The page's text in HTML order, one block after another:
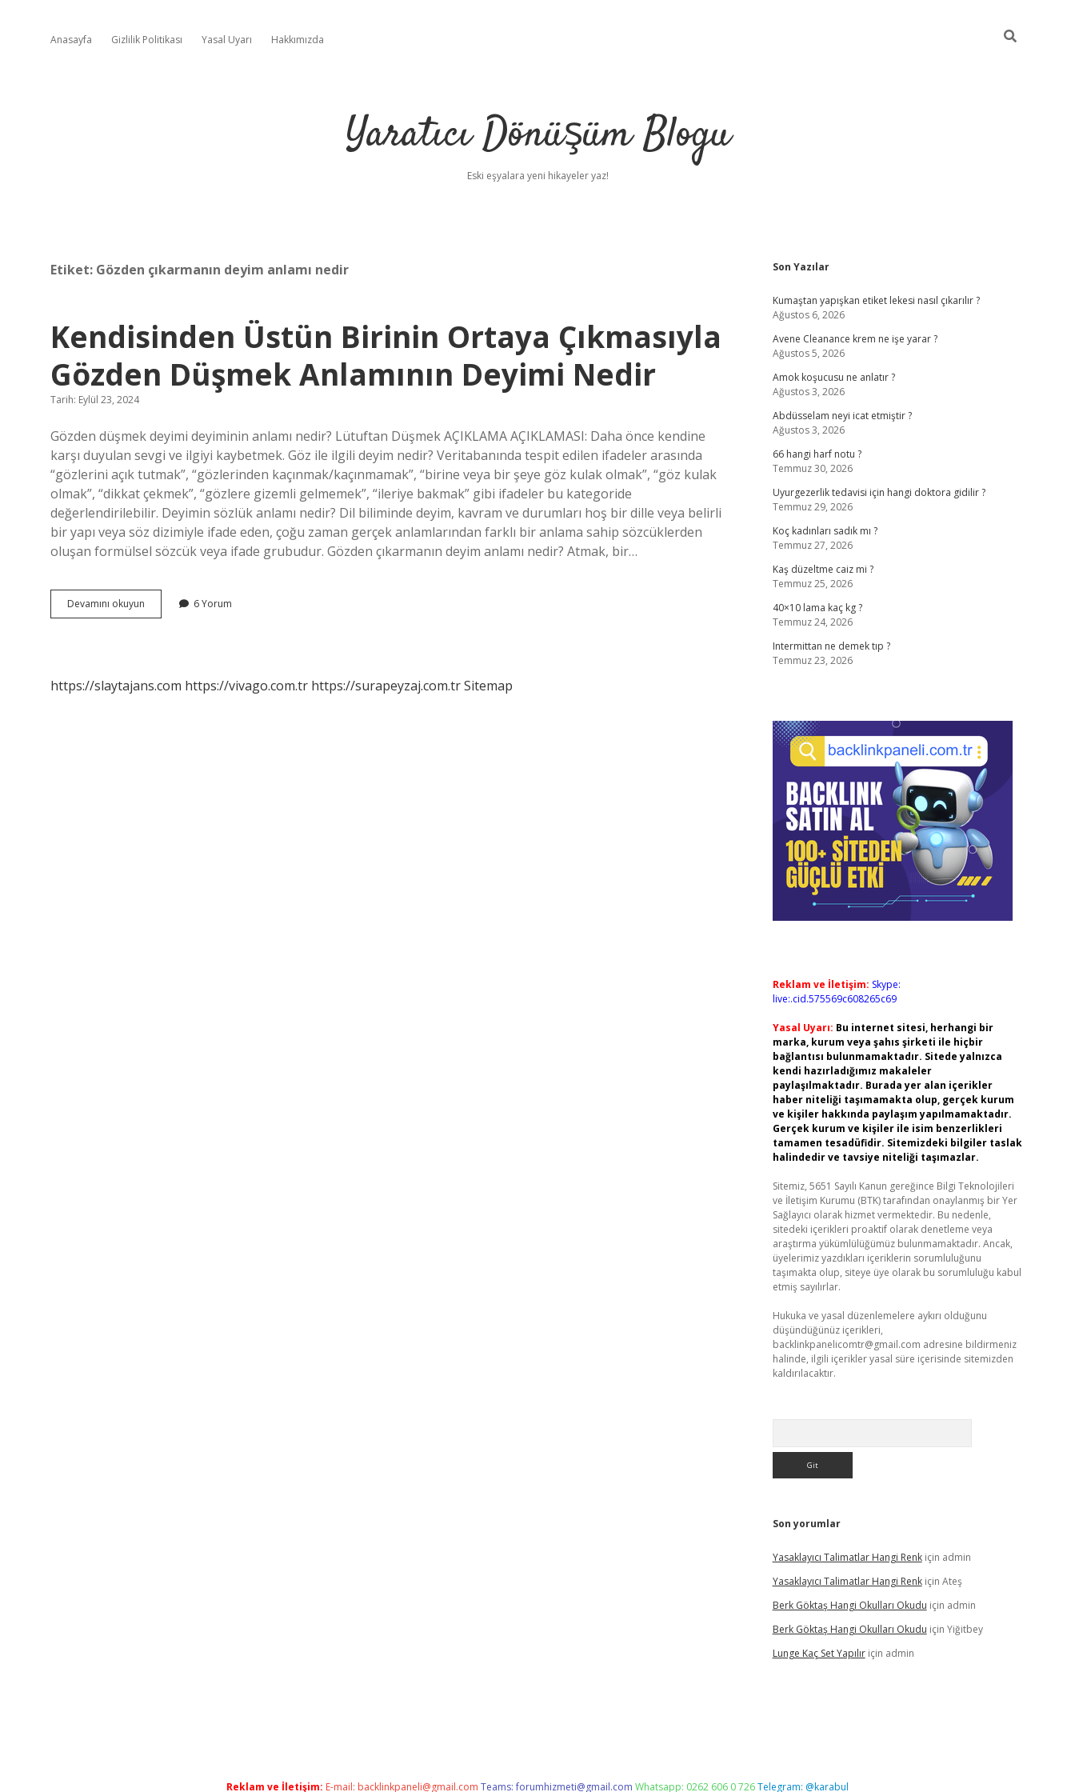
Anasayfa Gizlilik Politikası Yasal Uyarı Hakkımızda
Yaratıcı Dönüşüm Blogu
Eski eşyalara yeni hikayeler yaz!
Etiket: Gözden çıkarmanın deyim anlamı nedir
Kendisinden Üstün Birinin Ortaya Çıkmasıyla
Gözden Düşmek Anlamının Deyimi Nedir
Tarih: Eylül 23, 2024
Gözden düşmek deyimi deyiminin anlamı nedir? Lütuftan Düşmek AÇIKLAMA AÇIKLAMASI: Daha önce kendine
karşı duyulan sevgi ve ilgiyi kaybetmek. Göz ile ilgili deyim nedir? Veritabanında tespit edilen ifadeler arasında
“gözlerini açık tutmak”, “gözlerinden kaçınmak/kaçınmamak”, “birine veya bir şeye göz kulak olmak”, “göz kulak
olmak”, “dikkat çekmek”, “gözlere gizemli gelmemek”, “ileriye bakmak” gibi ifadeler bu kategoride
değerlendirilebilir. Deyimin sözlük anlamı nedir? Dil biliminde deyim, kavram ve durumları hoş bir dille veya belirli
bir yapı veya söz dizimiyle ifade eden, çoğu zaman gerçek anlamlarından farklı bir anlama sahip sözcüklerden
oluşan formülsel sözcük veya ifade grubudur. Gözden çıkarmanın deyim anlamı nedir? Atmak, bir…
Devamını okuyun Kendisinden
Üstün
Düşmek
6 Yorum
https://slaytajans.com https://vivago.com.tr https://surapeyzaj.com.trSitemap
Sidebar
Son Yazılar
Kumaştan yapışkan etiket lekesi nasıl çıkarılır ?
Ağustos 6, 2026
Avene Cleanance krem ne işe yarar ?
Ağustos 5, 2026
Amok koşucusu ne anlatır ?
Ağustos 3, 2026
Abdüsselam neyi icat etmiştir ?
Ağustos 3, 2026
66 hangi harf notu ?
Temmuz 30, 2026
Uyurgezerlik tedavisi için hangi doktora gidilir ?
Temmuz 29, 2026
Koç kadınları sadık mı ?
Temmuz 27, 2026
Kaş düzeltme caiz mi ?
Temmuz 25, 2026
40×10 lama kaç kg ?
Temmuz 24, 2026
Intermittan ne demek tıp ?
Temmuz 23, 2026
Reklam ve İletişim: Skype:
live:.cid.575569c608265c69
Yasal Uyarı: Bu internet sitesi, herhangi bir
marka, kurum veya şahıs şirketi ile hiçbir
bağlantısı bulunmamaktadır. Sitede yalnızca
kendi hazırladığımız makaleler
paylaşılmaktadır. Burada yer alan içerikler
haber niteliği taşımamakta olup, gerçek kurum
ve kişiler hakkında paylaşım yapılmamaktadır.
Gerçek kurum ve kişiler ile isim benzerlikleri
tamamen tesadüfidir. Sitemizdeki bilgiler taslak
halindedir ve tavsiye niteliği taşımazlar.
Sitemiz, 5651 Sayılı Kanun gereğince Bilgi Teknolojileri
ve İletişim Kurumu (BTK) tarafından onaylanmış bir Yer
Sağlayıcı olarak hizmet vermektedir. Bu nedenle,
sitedeki içerikleri proaktif olarak denetleme veya
araştırma yükümlülüğümüz bulunmamaktadır. Ancak,
üyelerimiz yazdıkları içeriklerin sorumluluğunu
taşımakta olup, siteye üye olarak bu sorumluluğu kabul
etmiş sayılırlar.
Hukuka ve yasal düzenlemelere aykırı olduğunu
düşündüğünüz içerikleri,
backlinkpanelicomtr@gmail.com adresine bildirmeniz
halinde, ilgili içerikler yasal süre içerisinde sitemizden
kaldırılacaktır.
Son yorumlar
Yasaklayıcı Talimatlar Hangi Renkiçin admin
Yasaklayıcı Talimatlar Hangi Renkiçin Ateş
Berk Göktaş Hangi Okulları Okudu için admin
Berk Göktaş Hangi Okulları Okudu için Yiğitbey
Lunge Kaç Set Yapılıriçin admin
Reklam ve İletişim: E-mail: backlinkpaneli@gmail.com Teams:forumhizmeti@gmail.com Whatsapp: 0262 606 0 726Telegram: @karabul